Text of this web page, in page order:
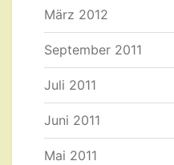
März 2012
September 2011
Juli 2011
Juni 2011
Mai 2011